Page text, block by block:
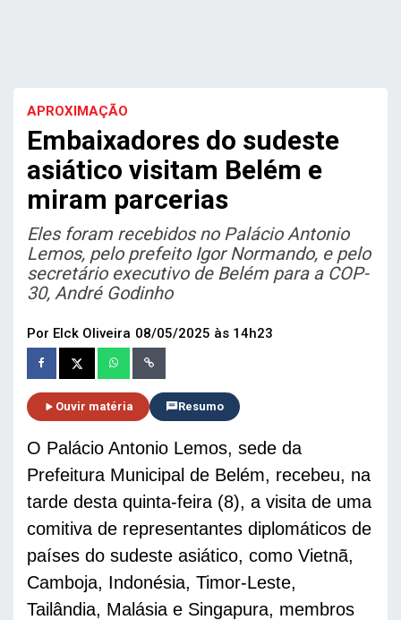
APROXIMAÇÃO
Embaixadores do sudeste
asiático visitam Belém e
miram parcerias
Eles foram recebidos no Palácio Antonio
Lemos, pelo prefeito Igor Normando, e pelo
secretário executivo de Belém para a COP-
30, André Godinho
Por Elck Oliveira 08/05/2025 às 14h23
Ouvir matéria Resumo
O Palácio Antonio Lemos, sede da
Prefeitura Municipal de Belém, recebeu, na
tarde desta quinta-feira (8), a visita de uma
comitiva de representantes diplomáticos de
países do sudeste asiático, como Vietnã,
Camboja, Indonésia, Timor-Leste,
Tailândia, Malásia e Singapura, membros